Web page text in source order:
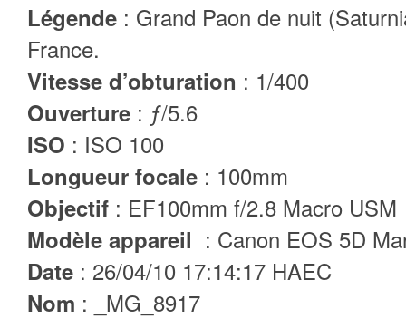
Légende : Grand Paon de nuit
France.
Vitesse d’obturation : 1/400
Ouverture : ƒ/5.6
ISO : ISO 100
Longueur focale : 100mm
Objectif : EF100mm f/2.8 Macro USM
Modèle appareil : Canon EOS 5D
Date : 26/04/10 17:14:17 HAEC
Nom : _MG_8917